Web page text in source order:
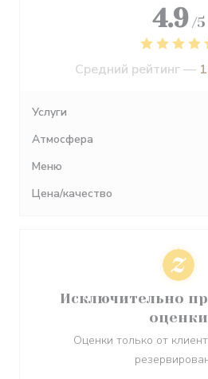
4.9 /5
Средний рейтинг —
Услуги
Атмосфера
Меню
Цена/качество
Исключительно
оценки
Оценки только от